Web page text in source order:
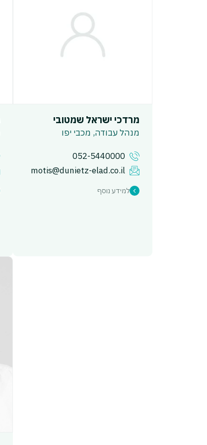
מרדכי ישראל שמטובי
מנהל עבודה, מכבי יפו
052-5440000
motis@dunietz-elad.co.il
למידע נוסף